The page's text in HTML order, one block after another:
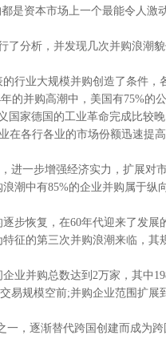
资本市场上一个最能令人激
分析，并发现几次并购浪潮
行业大规模并购创造了条件，
的并购高潮中，美国有75%的
家德国的工业革命完成比较
在各行各业的市场份额迅速提
一步增强经济实力，扩展对
潮中有85%的企业并购属于纵
步恢复，在60年代迎来了发展
征的第三次并购浪潮来临，其
并购总数达到2万家，其中
易规模空前;并购企业范围扩展
，逐渐替代跨国创建而成为跨